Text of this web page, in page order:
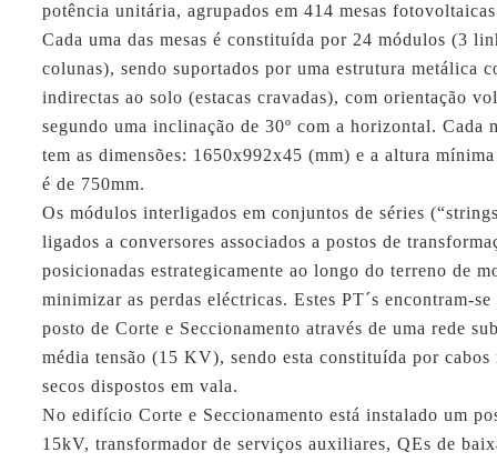
potência unitária, agrupados em 414 mesas
Cada uma das mesas é constituída por 24 módulos (3
colunas), sendo suportados por uma estrutura metálica
indirectas ao solo (estacas cravadas), com orientação
segundo uma inclinação de 30º com a horizontal. Cada
tem as dimensões: 1650x992x45 (mm) e a altura
é de 750mm.
Os módulos interligados em conjuntos de séries
ligados a conversores associados a postos de
posicionadas estrategicamente ao longo do terreno de
minimizar as perdas eléctricas. Estes PT´s encontram-
posto de Corte e Seccionamento através de uma rede
média tensão (15 KV), sendo esta constituída por cabos
secos dispostos em vala.
No edifício Corte e Seccionamento está instalado um
15kV, transformador de serviços auxiliares, QEs de